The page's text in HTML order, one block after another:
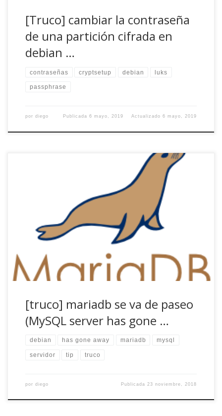
[Truco] cambiar la contraseña
de una partición cifrada en
debian …
contraseñas cryptsetup debian luks
passphrase
por diego Publicada6 mayo, 2019 Actualizado6 mayo, 2019
O dicho en el idioma de los errores de sistema, ERROR
2006 (HY000) at line 21232: MySQL server has gone away.
$ mysql -h localhost -u user -pUltraSecurePass mydatabase
< dump.sql ERROR 2006 (HY000) at line 21232: MySQL
server has gone away $ El lío El error me apareció cuando
[truco] mariadb se va de paseo
(MySQL server has gone …
debian has gone away mariadb mysql
servidor tip truco
por diego Publicada 23 noviembre, 2018